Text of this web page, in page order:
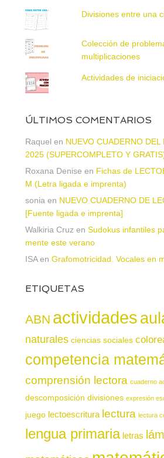
Divisiones entre una
Colección de
multiplicaciones
Actividades de
ÚLTIMOS COMENTARIOS
Raquel en NUEVO CUADERNO
2025 (SUPERCOMPLETO Y
Roxana Denise en Fichas de
M (Letra ligada e imprenta)
sonia en NUEVO CUADERNO DE
[Fuente ligada e imprenta]
Walkiria Cruz en Sudokus infantiles
mente este verano
ISAen Grafomotricidad. Vocales en
ETIQUETAS
ABN actividades
naturales ciencias sociales
competencia
comprensión lectora cuaderno
descomposición divisiones expresión
juego lectoescritura lectura lectura
lengua primaria letras